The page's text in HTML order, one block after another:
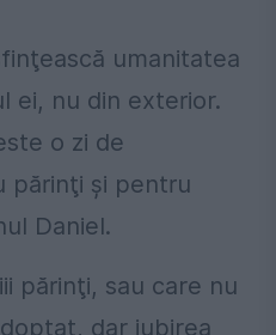
umanitatea
ei, nu din exterior.
o zi de
părinţi și pentru
Daniel.
părinţi, sau care nu
dar iubirea